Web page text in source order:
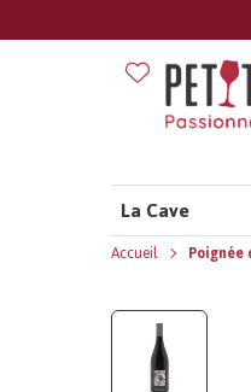
La Cave
Accueil
Poignée